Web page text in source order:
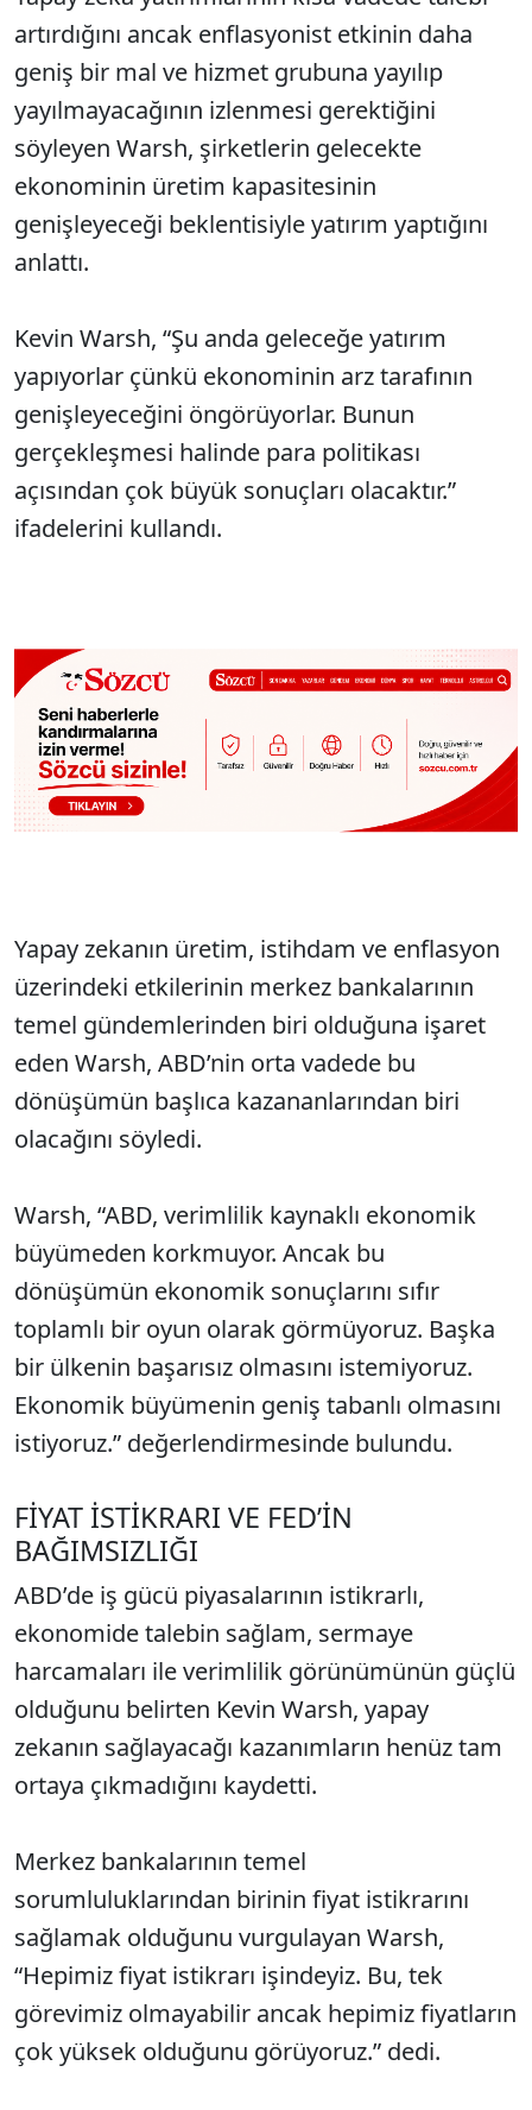
artırdığını ancak enflasyonist etkinin daha
geniş bir mal ve hizmet grubuna yayılıp
yayılmayacağının izlenmesi gerektiğini
söyleyen Warsh, şirketlerin gelecekte
ekonominin üretim kapasitesinin
genişleyeceği beklentisiyle yatırım yaptığını
anlattı.
Kevin Warsh, “Şu anda geleceğe yatırım
yapıyorlar çünkü ekonominin arz tarafının
genişleyeceğini öngörüyorlar. Bunun
gerçekleşmesi halinde para politikası
açısından çok büyük sonuçları olacaktır.”
ifadelerini kullandı.
Yapay zekanın üretim, istihdam ve enflasyon
üzerindeki etkilerinin merkez bankalarının
temel gündemlerinden biri olduğuna işaret
eden Warsh, ABD’nin orta vadede bu
dönüşümün başlıca kazananlarından biri
olacağını söyledi.
Warsh, “ABD, verimlilik kaynaklı ekonomik
büyümeden korkmuyor. Ancak bu
dönüşümün ekonomik sonuçlarını sıfır
toplamlı bir oyun olarak görmüyoruz. Başka
bir ülkenin başarısız olmasını istemiyoruz.
Ekonomik büyümenin geniş tabanlı olmasını
istiyoruz.” değerlendirmesinde bulundu.
FİYAT İSTİKRARI VE FED’İN
BAĞIMSIZLIĞI
ABD’de iş gücü piyasalarının istikrarlı,
ekonomide talebin sağlam, sermaye
harcamaları ile verimlilik görünümünün güçlü
olduğunu belirten Kevin Warsh, yapay
zekanın sağlayacağı kazanımların henüz tam
ortaya çıkmadığını kaydetti.
Merkez bankalarının temel
sorumluluklarından birinin fiyat istikrarını
sağlamak olduğunu vurgulayan Warsh,
“Hepimiz fiyat istikrarı işindeyiz. Bu, tek
görevimiz olmayabilir ancak hepimiz fiyatların
çok yüksek olduğunu görüyoruz.” dedi.